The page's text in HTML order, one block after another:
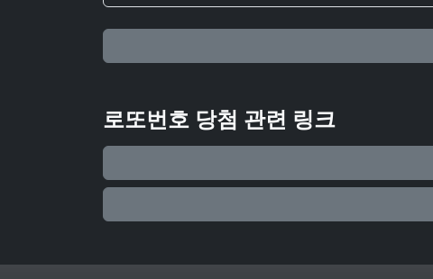
로또번호 당첨 관련 링크